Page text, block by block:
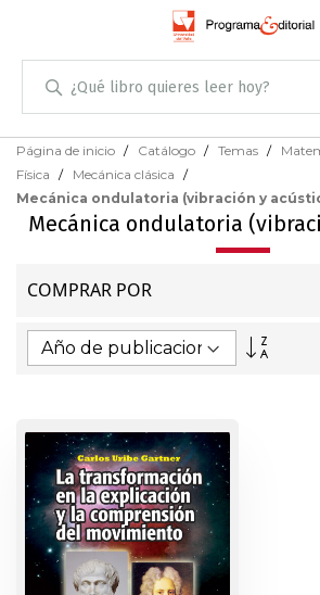
Administración
Antropología
Arqueología
Arte
Artes escénicas
Ciencias
Ciencia política
Ciencias Sociales
Skip
Content
Página de inicio Catálogo Temas
Física
Mecánica clásica
Mecánica ondulatoria (vibración y
Mecánica ondulatoria
COMPRAR POR